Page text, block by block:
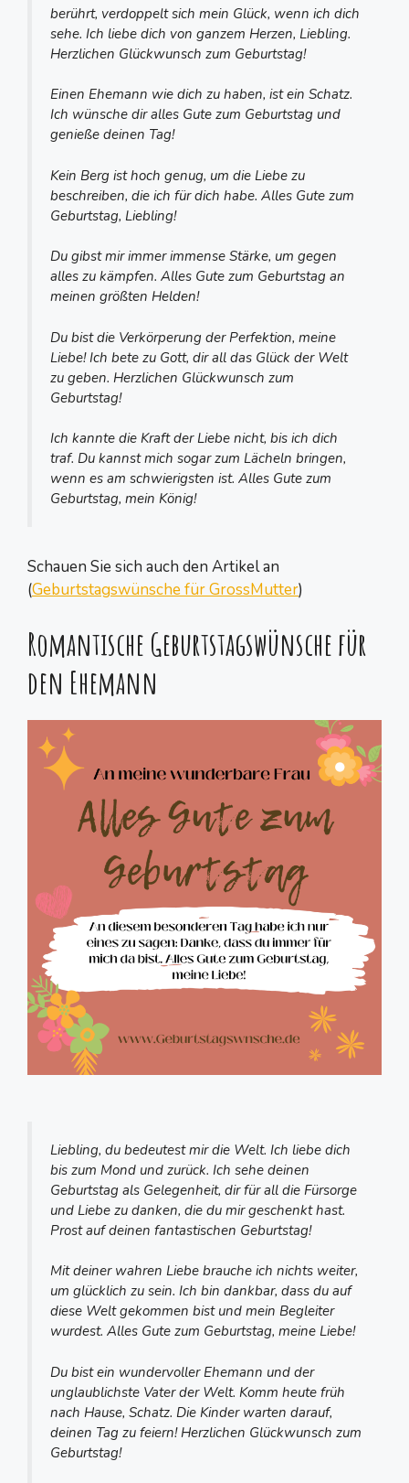
berührt, verdoppelt sich mein Glück, wenn ich dich
sehe. Ich liebe dich von ganzem Herzen, Liebling.
Herzlichen Glückwunsch zum Geburtstag!
Einen Ehemann wie dich zu haben, ist ein Schatz.
Ich wünsche dir alles Gute zum Geburtstag und
genieße deinen Tag!
Kein Berg ist hoch genug, um die Liebe zu
beschreiben, die ich für dich habe. Alles Gute zum
Geburtstag, Liebling!
Du gibst mir immer immense Stärke, um gegen
alles zu kämpfen. Alles Gute zum Geburtstag an
meinen größten Helden!
Du bist die Verkörperung der Perfektion, meine
Liebe! Ich bete zu Gott, dir all das Glück der Welt
zu geben. Herzlichen Glückwunsch zum
Geburtstag!
Ich kannte die Kraft der Liebe nicht, bis ich dich
traf. Du kannst mich sogar zum Lächeln bringen,
wenn es am schwierigsten ist. Alles Gute zum
Geburtstag, mein König!
Schauen Sie sich auch den Artikel an
(Geburtstagswünsche für GrossMutter)
Romantische Geburtstagswünsche für
den Ehemann
Liebling, du bedeutest mir die Welt. Ich liebe dich
bis zum Mond und zurück. Ich sehe deinen
Geburtstag als Gelegenheit, dir für all die Fürsorge
und Liebe zu danken, die du mir geschenkt hast.
Prost auf deinen fantastischen Geburtstag!
Mit deiner wahren Liebe brauche ich nichts weiter,
um glücklich zu sein. Ich bin dankbar, dass du auf
diese Welt gekommen bist und mein Begleiter
wurdest. Alles Gute zum Geburtstag, meine Liebe!
Du bist ein wundervoller Ehemann und der
unglaublichste Vater der Welt. Komm heute früh
nach Hause, Schatz. Die Kinder warten darauf,
deinen Tag zu feiern! Herzlichen Glückwunsch zum
Geburtstag!